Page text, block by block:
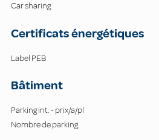
Car sharing
Certificats énergétiques
Label PEB
Bâtiment
Parking int. - prix/a/pl
Nombre de parking